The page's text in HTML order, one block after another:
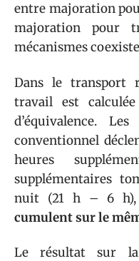
entre majoration
majoration pour
mécanismes
Dans le transport
travail est
d’équivalence.
conventionnel
heures
supplémentaires
nuit (21 h – 6 h),
cumulent sur le
Le résultat sur